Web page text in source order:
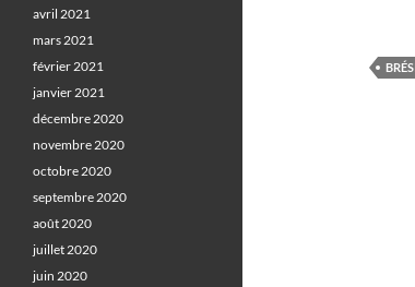
avril 2021
mars 2021
février 2021
janvier 2021
décembre 2020
novembre 2020
octobre 2020
septembre 2020
août 2020
juillet 2020
juin 2020